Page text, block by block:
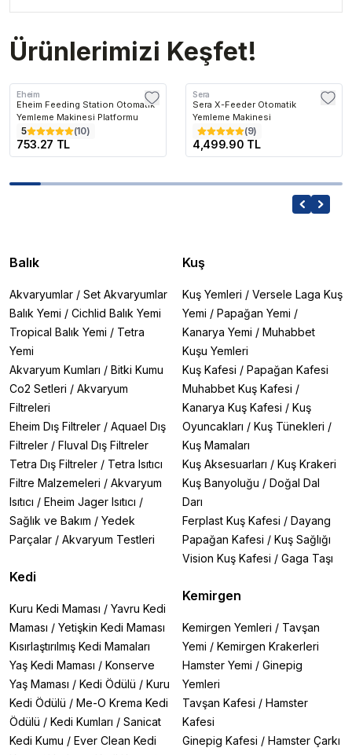
Ürünlerimizi Keşfet!
Eheim
Eheim Feeding Station Otomatik
Yemleme Makinesi Platformu
5 (10)
753.27 TL
Sera
Sera X-Feeder Otomatik
Yemleme Makinesi
(9)
4,499.90 TL
Balık
Akvaryumlar / Set Akvaryumlar
Balık Yemi / Cichlid Balık Yemi
Tropical Balık Yemi / Tetra
Yemi
Akvaryum Kumları / Bitki Kumu
Co2 Setleri / Akvaryum
Filtreleri
Eheim Dış Filtreler / Aquael Dış
Filtreler / Fluval Dış Filtreler
Tetra Dış Filtreler / Tetra Isıtıcı
Filtre Malzemeleri / Akvaryum
Isıtıcı / Eheim Jager Isıtıcı /
Sağlık ve Bakım / Yedek
Parçalar / Akvaryum Testleri
Kedi
Kuru Kedi Maması / Yavru Kedi
Maması / Yetişkin Kedi Maması
Kısırlaştırılmış Kedi Mamaları
Yaş Kedi Maması / Konserve
Yaş Maması / Kedi Ödülü / Kuru
Kedi Ödülü / Me-O Krema Kedi
Ödülü / Kedi Kumları / Sanicat
Kedi Kumu / Ever Clean Kedi
Kuş
Kuş Yemleri / Versele Laga Kuş
Yemi / Papağan Yemi /
Kanarya Yemi / Muhabbet
Kuşu Yemleri
Kuş Kafesi / Papağan Kafesi
Muhabbet Kuş Kafesi /
Kanarya Kuş Kafesi / Kuş
Oyuncakları / Kuş Tünekleri /
Kuş Mamaları
Kuş Aksesuarları / Kuş Krakeri
Kuş Banyoluğu / Doğal Dal
Darı
Ferplast Kuş Kafesi / Dayang
Papağan Kafesi / Kuş Sağlığı
Vision Kuş Kafesi / Gaga Taşı
Kemirgen
Kemirgen Yemleri / Tavşan
Yemi / Kemirgen Krakerleri
Hamster Yemi / Ginepig
Yemleri
Tavşan Kafesi / Hamster
Kafesi
Ginepig Kafesi / Hamster Çarkı